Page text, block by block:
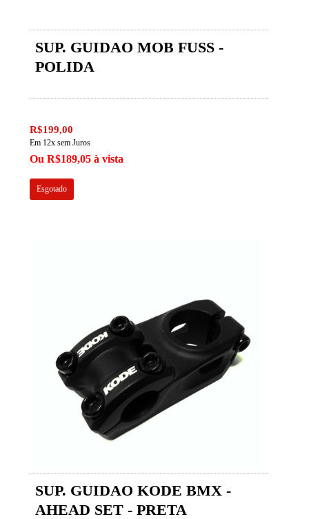
SUP. GUIDAO MOB FUSS -
POLIDA
R$199,00
Em 12x sem Juros
Ou R$189,05 à vista
Esgotado
SUP. GUIDAO KODE BMX -
AHEAD SET - PRETA